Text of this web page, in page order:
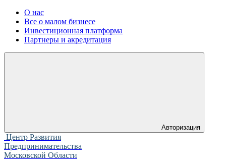
О нас
Все о малом бизнесе
Инвестиционная платформа
Партнеры и акредитация
Авторизация
Центр Развития
Предпринимательства
Московской Области